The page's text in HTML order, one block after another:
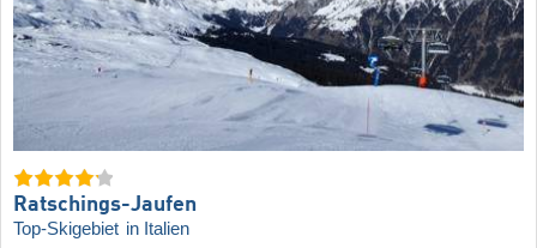
Ratschings-Jaufen
Top-Skigebiet in Italien